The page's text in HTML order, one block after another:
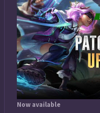
Now available